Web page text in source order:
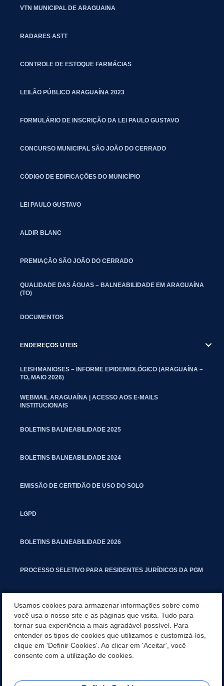
VTN MUNICIPAL DE ARAGUAINA
RADARES ASTT
CONTROLE DE ESTOQUE FARMÁCIAS
LEILÃO PÚBLICO ARAGUAÍNA 2023
FORMULÁRIO DE INSCRIÇÃO DA LEI PAULO GUSTAVO
CONCURSO MUNICIPAL SÃO JOÃO DO CERRADO
CÓDIGO DE EDIFICAÇÕES DO MUNICÍPIO
LEI PAULO GUSTAVO
ALDIR BLANC
PREMIAÇÃO SÃO JOÃO DO CERRADO
QUALIDADE DAS ÁGUAS – BALNEABILIDADE EM ARAGUAÍNA
(TO)
DOCUMENTOS
ENDEREÇOS UTEIS
LEISHMANIOSES – INFORME EPIDEMIOLÓGICO (ARAGUAÍNA –
TO, MAIO 2026)
WEBMAIL ARAGUAÍNA | ACESSO AOS E-MAILS
INSTITUCIONAIS
BOLETINS BALNEABILIDADE 2025
BOLETINS BALNEABILIDADE 2024
EMISSÃO DE CERTIDÃO DE USO DO SOLO
LGPD
BOLETINS BALNEABILIDADE 2026
PROCESSO SELETIVO PARA RESIDENTES JURÍDICOS DA PGM
MANUAL DE PROCEDIMENTOS IMOBILIÁRIOS SEINFRA
TURMINHA DO LAGO
Usamos cookies para armazenar informações sobre como
você usa o nosso site e as páginas que visita. Tudo para
tornar sua experiência a mais agradável possível. Para
entender os tipos de cookies que utilizamos e customizá-los,
clique em 'Definir Cookies'. Ao clicar em 'Aceitar', você
consente com a utilização de cookies.